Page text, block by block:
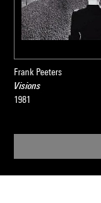
Frank Peeters
Visions
1981